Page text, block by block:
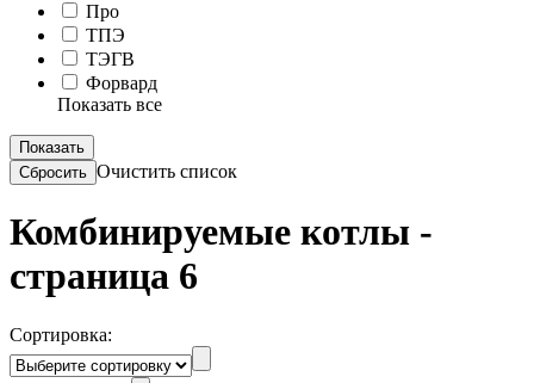
Про
ТПЭ
ТЭГВ
Форвард
Показать все
Очистить список
Комбинируемые котлы -
страница 6
Сортировка: